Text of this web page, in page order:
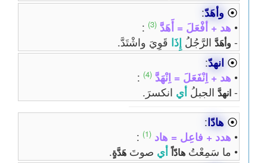
⦿ وأهَدّ:
• هد + أفْعَلَ = أَهَدَّ (3)
:
- وأهَدَّالرَّجُلُإِذَاقَوِيَ واشْتَدَّ.
⦿ انهدّ:
• هد + اِنْفَعَلَ = اِنْهَدَّ (4)
:
- انهدَّالجبلُأيانكسرَ.
⦿ هادّا:
• هدد + فاعِل = هاد (1)
:
• ما سَمِعْتُ هادّاًأيصوتَ هَدَّةٍ.